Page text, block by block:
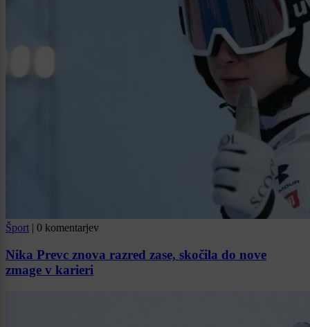
Šport | 0 komentarjev
Nika Prevc znova razred zase, skočila do nove
zmage v karieri